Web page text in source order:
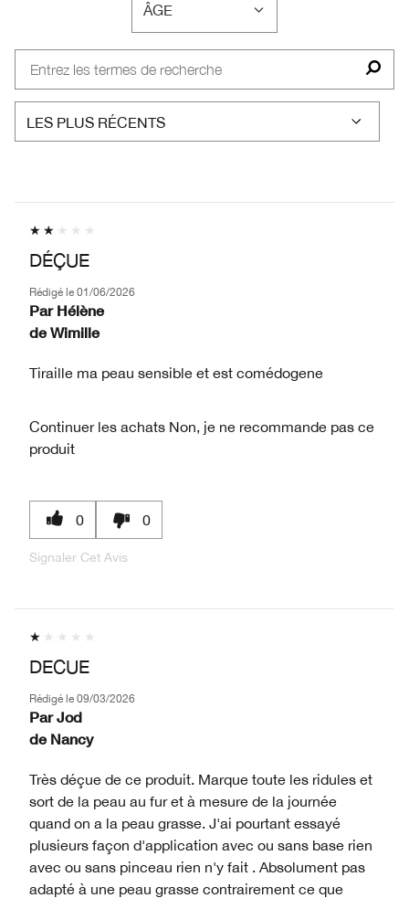
ÂGE
FRANÇAIS
DÉÇUE
Rédigé le 01/06/2026
Par Hélène
de Wimille
Tiraille ma peau sensible et est comédogene
Continuer les achats Non, je ne recommande pas ce
produit
0 0
Signaler Cet Avis
DECUE
Rédigé le 09/03/2026
Par Jod
de Nancy
Très déçue de ce produit. Marque toute les ridules et
sort de la peau au fur et à mesure de la journée
quand on a la peau grasse. J'ai pourtant essayé
plusieurs façon d'application avec ou sans base rien
avec ou sans pinceau rien n'y fait . Absolument pas
adapté à une peau grasse contrairement ce que